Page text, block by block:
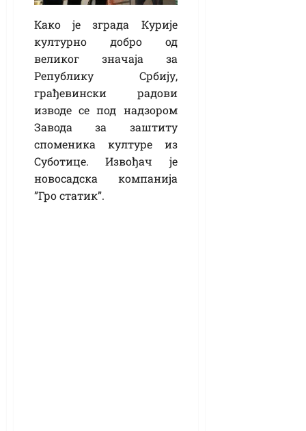
Како је зграда Курије
културно добро од
великог значаја за
Републику Србију,
грађевински радови
изводе се под надзором
Завода за заштиту
споменика културе из
Суботице. Извођач је
новосадска компанија
”Гро статик”.